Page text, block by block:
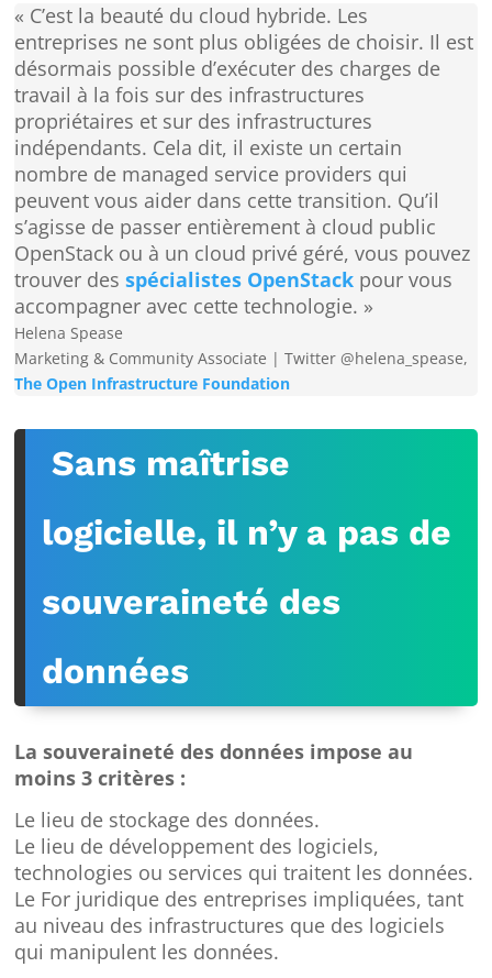
« C’est la beauté du cloud hybride. Les
entreprises ne sont plus obligées de choisir. Il est
désormais possible d’exécuter des charges de
travail à la fois sur des infrastructures
propriétaires et sur des infrastructures
indépendants. Cela dit, il existe un certain
nombre de managed service providers qui
peuvent vous aider dans cette transition. Qu’il
s’agisse de passer entièrement à cloud public
OpenStack ou à un cloud privé géré, vous pouvez
trouver desspécialistes OpenStack pour vous
accompagner avec cette technologie. »
Helena Spease
Marketing & Community Associate | Twitter @helena_spease,
The Open Infrastructure Foundation
Sans maîtrise
logicielle, il n’y a pas de
souveraineté des
données
La souveraineté des données impose au
moins 3 critères :
Le lieu de stockage des données.
Le lieu de développement des logiciels,
technologies ou services qui traitent les données.
Le For juridique des entreprises impliquées, tant
au niveau des infrastructures que des logiciels
qui manipulent les données.